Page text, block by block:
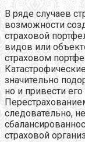
В ряде случаев
возможности
страховой
видов или
страховом
значительно
но и привести
следовательно,
страховой